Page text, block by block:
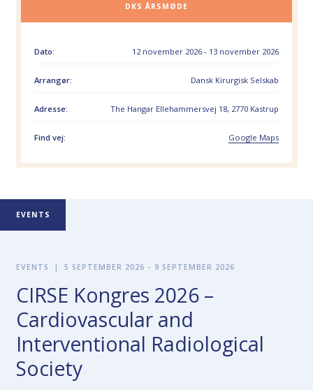
DKS ÅRSMØDE
Dato: 12 november 2026 - 13 november 2026
Arrangør: Dansk Kirurgisk Selskab
Adresse: The Hangar Ellehammersvej 18, 2770 Kastrup
Find vej: Google Maps
EVENTS
EVENTS | 5 SEPTEMBER 2026 - 9 SEPTEMBER 2026
CIRSE Kongres 2026 –
Cardiovascular and
Interventional Radiological
Society